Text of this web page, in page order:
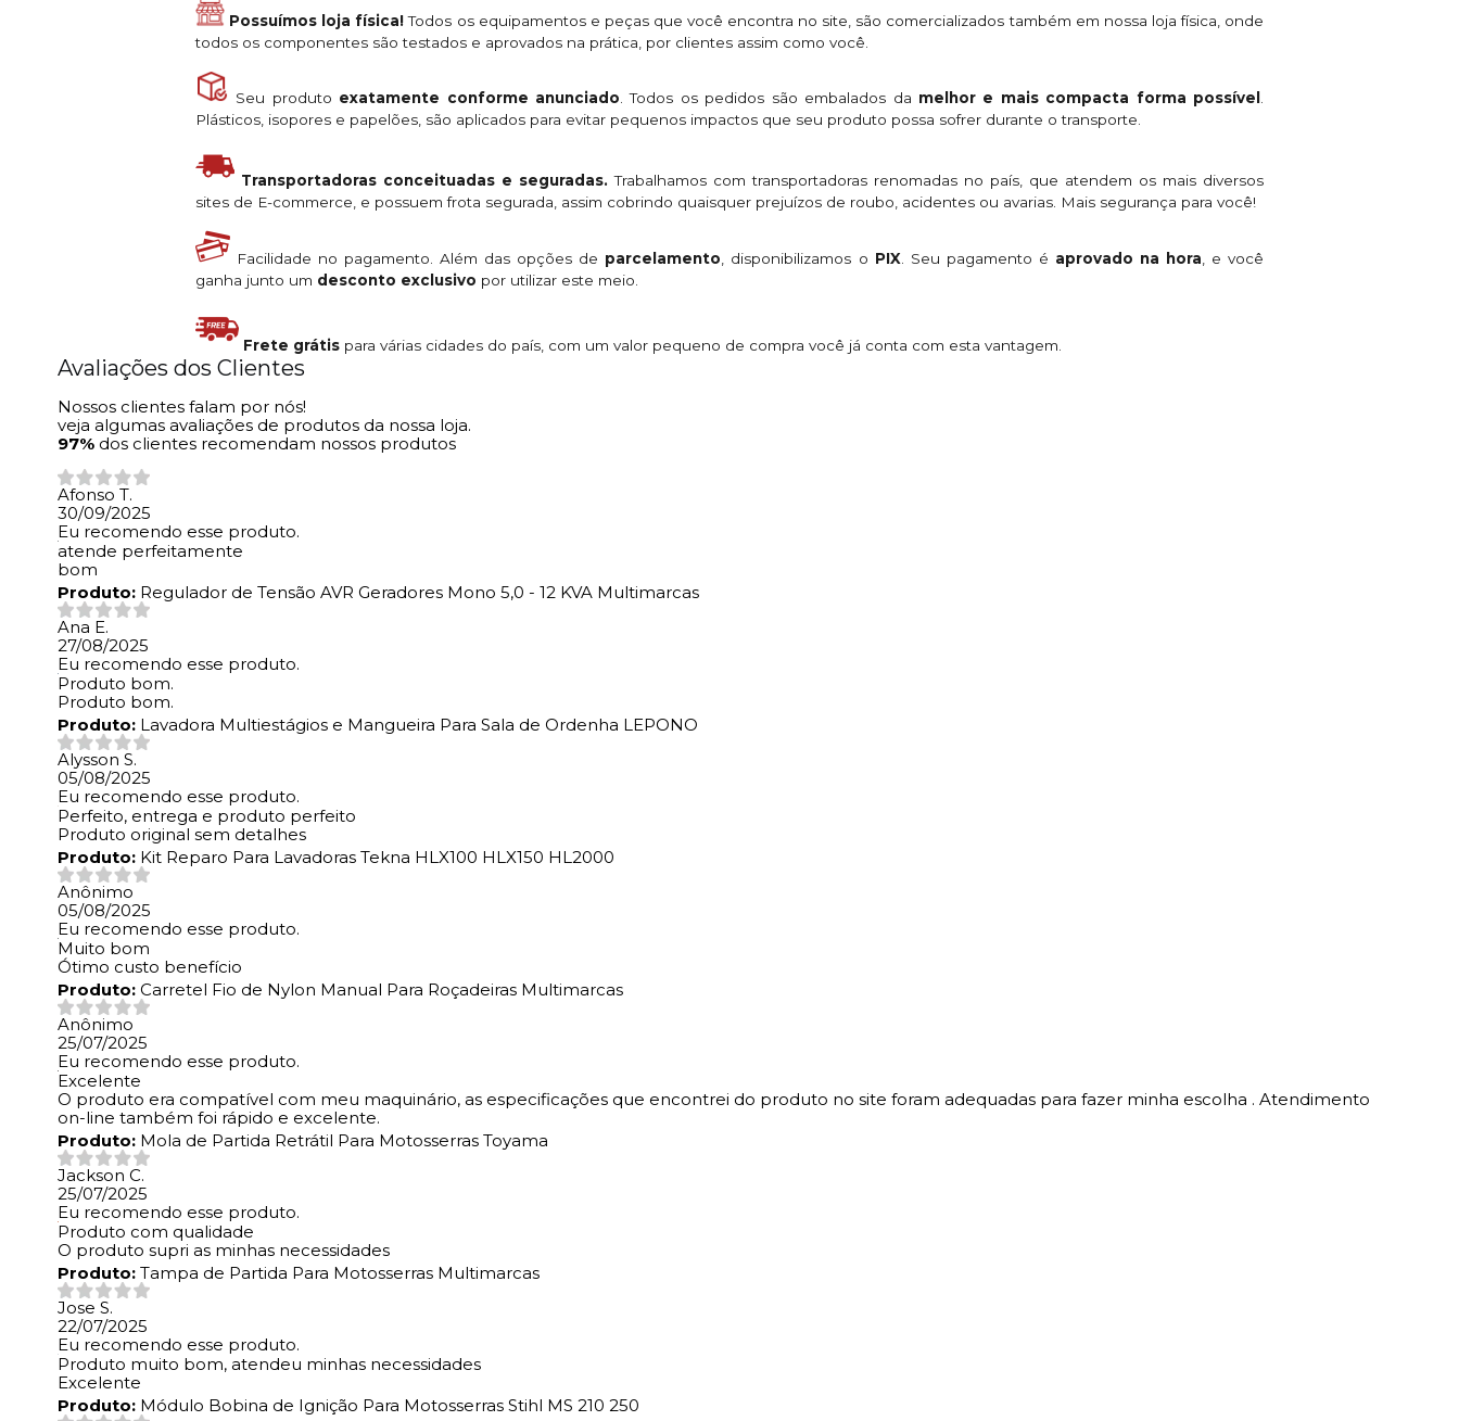
Possuímos loja física!Todos os equipamentos e peças que você encontra no site, são comercializados também em nossa loja física, onde
todos os componentes são testados e aprovados na prática, por clientes assim como você.
Seu produto exatamente conforme anunciado. Todos os pedidos são embalados da melhor e mais compacta forma possível .
Plásticos, isopores e papelões, são aplicados para evitar pequenos impactos que seu produto possa sofrer durante o transporte.
Transportadoras conceituadas e seguradas. Trabalhamos com transportadoras renomadas no país, que atendem os mais diversos
sites de E-commerce, e possuem frota segurada, assim cobrindo quaisquer prejuízos de roubo, acidentes ou avarias. Mais segurança para você!
Facilidade no pagamento. Além das opções de parcelamento, disponibilizamos o PIX. Seu pagamento é aprovado na hora, e você
ganha junto um desconto exclusivo por utilizar este meio.
Frete grátis para várias cidades do país, com um valor pequeno de compra você já conta com esta vantagem.
Avaliações dos Clientes
Nossos clientes falam por nós!
veja algumas avaliações de produtos da nossa loja.
97% dos clientes recomendam nossos produtos
Afonso T.
30/09/2025
Eu recomendo esse produto.
atende perfeitamente
bom
Produto: Regulador de Tensão AVR Geradores Mono 5,0 - 12 KVA Multimarcas
Ana E.
27/08/2025
Eu recomendo esse produto.
Produto bom.
Produto bom.
Produto: Lavadora Multiestágios e Mangueira Para Sala de Ordenha LEPONO
Alysson S.
05/08/2025
Eu recomendo esse produto.
Perfeito, entrega e produto perfeito
Produto original sem detalhes
Produto: Kit Reparo Para Lavadoras Tekna HLX100 HLX150 HL2000
Anônimo
05/08/2025
Eu recomendo esse produto.
Muito bom
Ótimo custo benefício
Produto: Carretel Fio de Nylon Manual Para Roçadeiras Multimarcas
Anônimo
25/07/2025
Eu recomendo esse produto.
Excelente
O produto era compatível com meu maquinário, as especificações que encontrei do produto no site foram adequadas para fazer minha escolha . Atendimento
on-line também foi rápido e excelente.
Produto: Mola de Partida Retrátil Para Motosserras Toyama
Jackson C.
25/07/2025
Eu recomendo esse produto.
Produto com qualidade
O produto supri as minhas necessidades
Produto: Tampa de Partida Para Motosserras Multimarcas
Jose S.
22/07/2025
Eu recomendo esse produto.
Produto muito bom, atendeu minhas necessidades
Excelente
Produto: Módulo Bobina de Ignição Para Motosserras Stihl MS 210 250